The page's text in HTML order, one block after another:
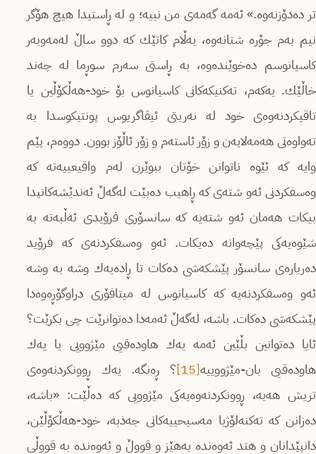
تر ده‌دۆزنه‌وه.» ئه‌مه‌ گه‌مه‌ی من نییه؛‌ و له‌ ڕاستیدا هیچ هۆگر
نیم به‌م جۆره‌ شتانه‌وه‌، به‌ڵام كاتێك كه‌ دوو ساڵ له‌مه‌وبه‌ر
كاسیانوسم ده‌خوێنده‌وه‌، به‌ ڕاستی سه‌رم سوڕما له‌ چه‌ند
خاڵێك. یه‌كه‌م، ته‌كنیكه‌كانی كاسیانوس بۆ خود-هه‌ڵكۆڵین یا
تاقیكردنه‌وه‌ی خود له‌ نه‌ریتی ئیڤاگریوس پونتیكوسدا به‌
ته‌واوه‌تی هه‌مه‌لایه‌ن و زۆر ئاسته‌م و زۆر ئاڵۆز بوون. دووه‌م، پێم
وایه‌ كه‌ ئێوه‌ ناتوانن خۆتان ببوێرن له‌م واقیعییه‌ته‌ كه‌
وه‌سفكردنی ئه‌و شته‌ی كه‌ ڕاهیب ده‌بێت له‌گه‌ڵ ئه‌ندێشه‌كانیدا
بیكات هه‌مان ئه‌و شته‌یه‌ كه‌ سانسۆری فرۆیدی ئه‌ڵبه‌ته‌ به‌
شێوه‌یه‌كی پێچه‌وانه‌ ده‌یكات. ئه‌و وه‌سفكردنه‌ی كه‌ فرۆید
ده‌رباره‌ی سانسۆر پێشكه‌شی ده‌كات تا ڕاده‌یه‌ك وشه‌ به‌ وشه‌
ئه‌و وه‌سفكردنه‌یه‌ كه‌ كاسیانوس له‌ میتافۆری دراوگۆڕه‌وه‌دا
پێشكه‌شی ده‌كات. باشه‌، له‌گه‌ڵ ئه‌مه‌دا ده‌توانرێت چی بكرێت؟
ئایا ده‌توانین بڵێین ئه‌مه‌ یه‌ك هاوده‌قیی مێژوویی یا یه‌ك
هاوده‌قیی بان-مێژووییه[15]
‌؟ ڕه‌نگه‌. یه‌ك ڕوونكردنه‌وه‌ی
تریش هه‌یه‌، ڕوونكردنه‌وه‌یه‌كی مێژوویی كه‌ ده‌ڵێت: «باشه‌،
ده‌زانن كه‌ ته‌كنه‌لۆژیا مه‌سیحییه‌كانی جه‌ذبه‌، خود-هه‌ڵكۆڵێن،
دانپێدانان و هتد ئه‌وه‌نده‌ به‌هێز و قووڵ و ئه‌وه‌نده‌ به‌ قووڵی